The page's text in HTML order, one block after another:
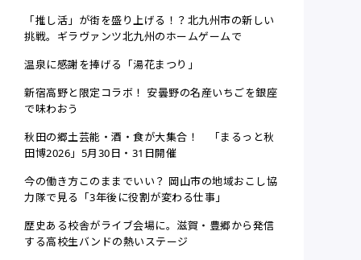
「推し活」が街を盛り上げる！？北九州市の新しい
挑戦。ギラヴァンツ北九州のホームゲームで
温泉に感謝を捧げる「湯花まつり」
新宿高野と限定コラボ！ 安曇野の名産いちごを銀座
で味わおう
秋田の郷土芸能・酒・食が大集合！ 「まるっと秋
田博2026」5月30日・31日開催
今の働き方このままでいい？ 岡山市の地域おこし協
力隊で見る「3年後に役割が変わる仕事」
歴史ある校舎がライブ会場に。滋賀・豊郷から発信
する高校生バンドの熱いステージ